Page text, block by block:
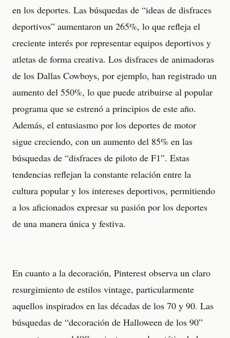
en los deportes. Las búsquedas de “ideas de disfraces
deportivos” aumentaron un 265%, lo que refleja el
creciente interés por representar equipos deportivos y
atletas de forma creativa. Los disfraces de animadoras
de los Dallas Cowboys, por ejemplo, han registrado un
aumento del 550%, lo que puede atribuirse al popular
programa que se estrenó a principios de este año.
Además, el entusiasmo por los deportes de motor
sigue creciendo, con un aumento del 85% en las
búsquedas de “disfraces de piloto de F1”. Estas
tendencias reflejan la constante relación entre la
cultura popular y los intereses deportivos, permitiendo
a los aficionados expresar su pasión por los deportes
de una manera única y festiva.
En cuanto a la decoración, Pinterest observa un claro
resurgimiento de estilos vintage, particularmente
aquellos inspirados en las décadas de los 70 y 90. Las
búsquedas de “decoración de Halloween de los 90”